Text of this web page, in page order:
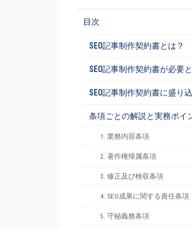
目次
SEO記事制作契約書とは？
SEO記事制作契約書が必要
SEO記事制作契約書に盛り
条項ごとの解説と実務ポイ
1. 業務内容条項
2. 著作権帰属条項
3. 修正及び検収条項
4. SEO成果に関する責任条項
5. 守秘義務条項